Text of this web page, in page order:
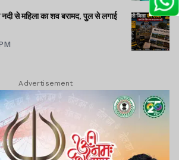
से महिला का शव बरामद, पुल से लगाई
Advertisement